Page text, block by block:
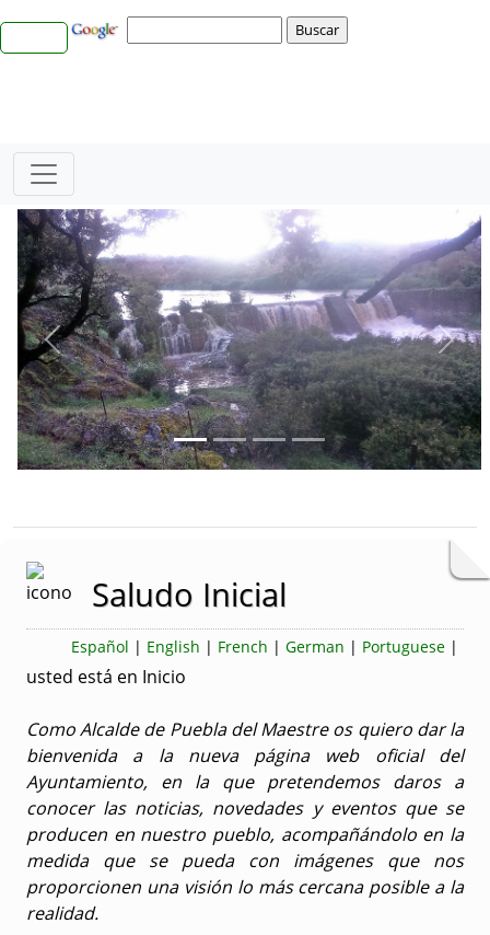
Saludo Inicial
Español | English | French | German | Portuguese |
usted está en Inicio
Como Alcalde de Puebla del Maestre os quiero dar la
bienvenida a la nueva página web oficial del
Ayuntamiento, en la que pretendemos daros a
conocer las noticias, novedades y eventos que se
producen en nuestro pueblo, acompañándolo en la
medida que se pueda con imágenes que nos
proporcionen una visión lo más cercana posible a la
realidad.